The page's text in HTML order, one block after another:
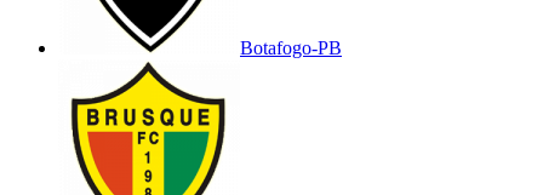
Botafogo-PB